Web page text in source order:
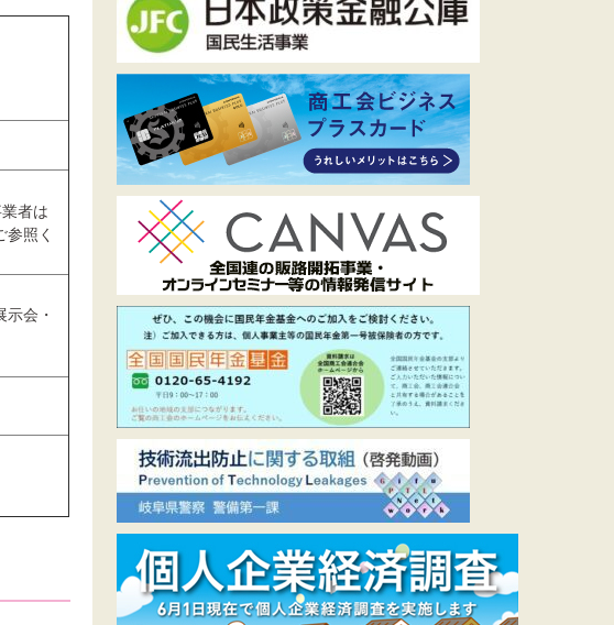
者は
照く
会・